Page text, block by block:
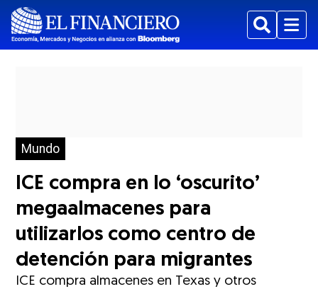
BuscarMenu
Mundo
ICE compra en lo ‘oscurito’
megaalmacenes para
utilizarlos como centro de
detención para migrantes
ICE compra almacenes en Texas y otros